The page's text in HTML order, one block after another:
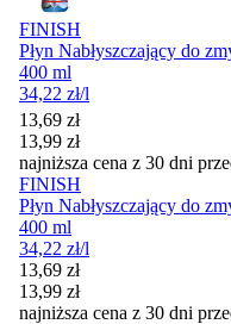
FINISH
Płyn Nabłyszczający do
400 ml
34,22 zł/l
Cena promocyjna
13,69 zł
13,99 zł
najniższa cena z 30 dni
FINISH
Płyn Nabłyszczający do
400 ml
34,22 zł/l
Cena promocyjna
13,69 zł
13,99 zł
najniższa cena z 30 dni